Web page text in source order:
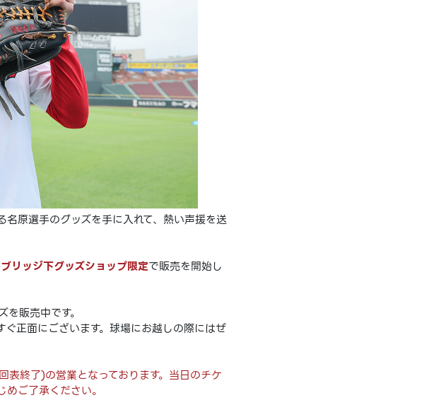
原選手のグッズを手に入れて、熱い声援を送
リッジ下グッズショップ限定で販売を開始し
販売中です。
正面にございます。球場にお越しの際にはぜ
終了)の営業となっております。当日のチケ
ご了承ください。